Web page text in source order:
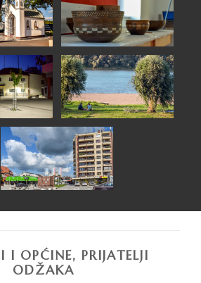
I OPĆINE, PRIJATELJI
ODŽAKA